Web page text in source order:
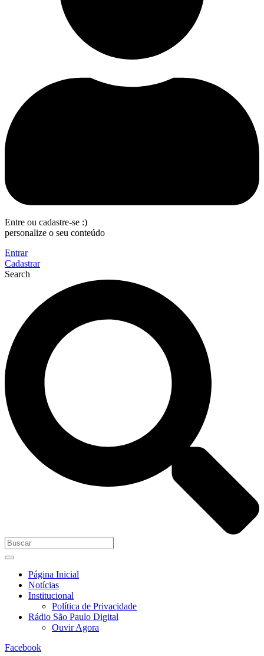
Entre ou cadastre-se :)
personalize o seu conteúdo
Entrar
Cadastrar
Search
Página Inicial
Notícias
Institucional
Política de Privacidade
Rádio São Paulo Digital
Ouvir Agora
Facebook